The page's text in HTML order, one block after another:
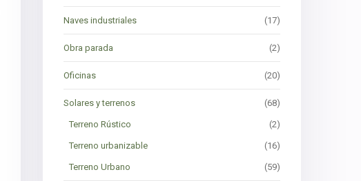
Naves industriales (17)
Obra parada (2)
Oficinas (20)
Solares y terrenos (68)
Terreno Rústico (2)
Terreno urbanizable (16)
Terreno Urbano (59)